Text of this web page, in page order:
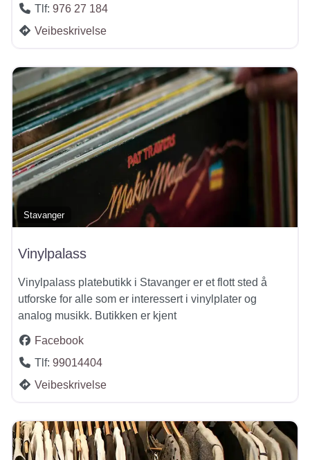
Tlf: 976 27 184
Veibeskrivelse
Stavanger
Vinylpalass
Vinylpalass platebutikk i Stavanger er et flott sted å
utforske for alle som er interessert i vinylplater og
analog musikk. Butikken er kjent
Facebook
Tlf: 99014404
Veibeskrivelse